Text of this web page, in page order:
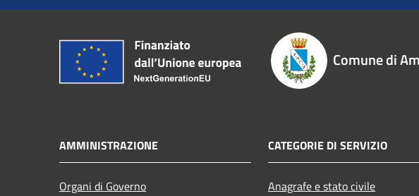
Comune di
AMMINISTRAZIONE
Organi di Governo
CATEGORIE DI SERVIZIO
Anagrafe e stato civile